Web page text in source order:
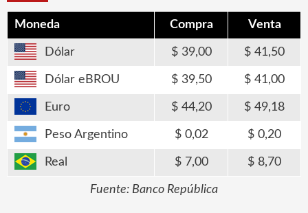
Moneda Compra Venta
Dólar 39,00 41,50
Dólar eBROU 39,50 41,00
Euro 44,20 49,18
Peso Argentino 0,02 0,20
Real 7,00 8,70
Fuente: Banco República